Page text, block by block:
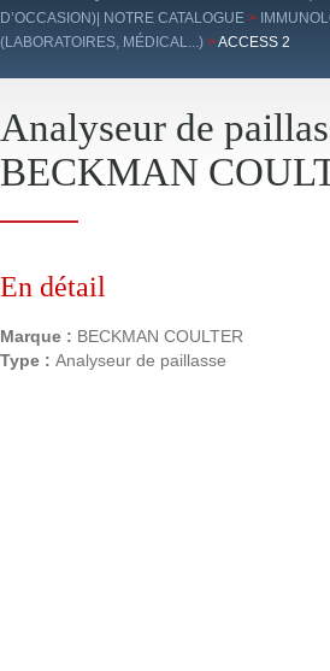
au
contenu
D’OCCASION)| NOTRE CATALOGUE >
(LABORATOIRES, MÉDICAL...) >ACCESS 2
Analyseur de
BECKMAN
En détail
Marque : BECKMAN COULTER
Type : Analyseur de paillasse